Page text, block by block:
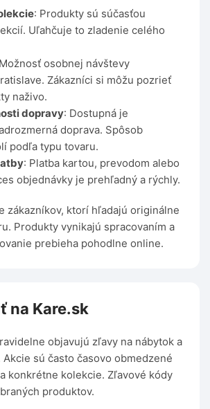
: Produkty sú súčasťou
Uľahčuje to zladenie celého
osobnej návštevy
Zákazníci si môžu pozrieť
naživo.
dopravy: Dostupná je
doprava. Spôsob
podľa typu tovaru.
: Platba kartou, prevodom alebo
objednávky je prehľadný a rýchly.
zákazníkov, ktorí hľadajú originálne
Produkty vynikajú spracovaním a
prebieha pohodlne online.
na Kare.sk
objavujú zľavy na nábytok a
sú často časovo obmedzené
konkrétne kolekcie. Zľavové kódy
produktov.